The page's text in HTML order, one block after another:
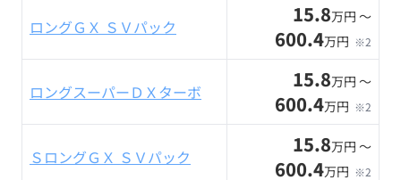
ロングＧＸ ＳＶパック 15.8万円 〜
600.4万円 ※2
ロングスーパーＤＸターボ 15.8万円 〜
600.4万円 ※2
ＳロングＧＸ ＳＶパック 15.8万円 〜
600.4万円 ※2